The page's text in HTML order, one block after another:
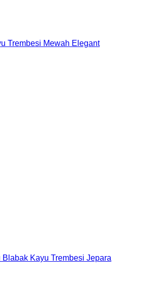
Trembesi Mewah Elegant
Kayu Trembesi Jepara